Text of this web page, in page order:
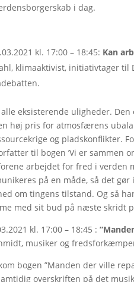
i dag.
kl. 17:00 – 18:45: Kan
klimaaktivist, initiativtager
eksisterende uligheder.
høj pris for atmosfærens
og pladskonflikter.
til bogen ’Vi er sammen
arbejdet for fred i verden
på en måde, så det
om tingens tilstand. Og så
med sit bud på næste
kl. 17:00 – 18:45 :
musiker og
bogen ”Manden der ville
overskriften på det